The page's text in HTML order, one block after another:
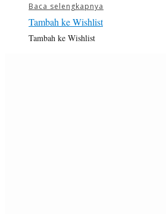
Baca selengkapnya
Tambah ke Wishlist
Tambah ke Wishlist